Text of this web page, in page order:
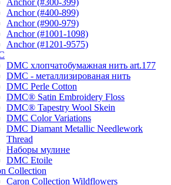
Anchor (#400-899)
Anchor (#900-979)
Anchor (#1001-1098)
Anchor (#1201-9575)
DMC хлопчатобумажная нить art.177
DMC - металлизированая нить
DMC Perle Cotton
DMC® Satin Embroidery Floss
DMC® Tapestry Wool Skein
DMC Color Variations
DMC Diamant Metallic Needlework
Thread
Наборы мулине
DMC Etoile
Collection
Caron Collection Wildflowers